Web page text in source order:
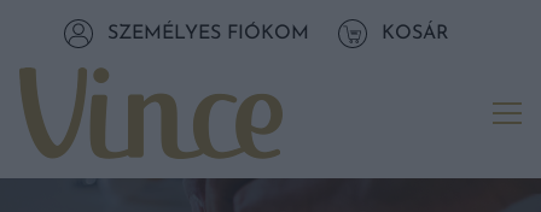
Tovább a tartalomhozSZEMÉLYES FIÓKOM KOSÁR